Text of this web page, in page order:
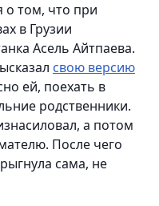
о том, что при
в Грузии
Асель Айтпаева.
свою версию
ей, поехать в
родственники.
а потом
После чего
сама, не